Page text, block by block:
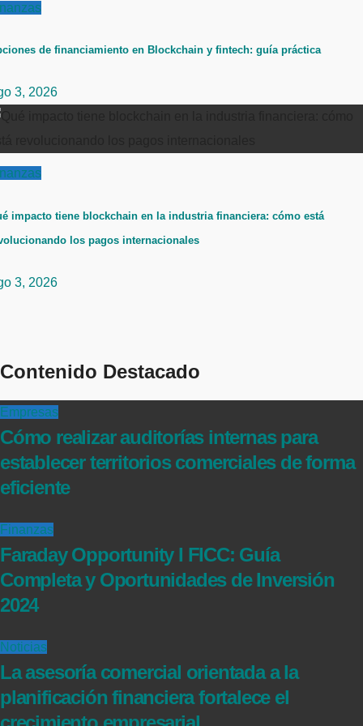
de financiamiento en Blockchain y fintech: guía práctica
3, 2026
impacto tiene blockchain en la industria financiera: cómo está
los pagos internacionales
3, 2026
Contenido Destacado
Empresas
Cómo realizar auditorías internas para
establecer territorios comerciales de forma
eficiente
Finanzas
Faraday Opportunity I FICC: Guía
Completa y Oportunidades de Inversión
2024
Noticias
La asesoría comercial orientada a la
planificación financiera fortalece el